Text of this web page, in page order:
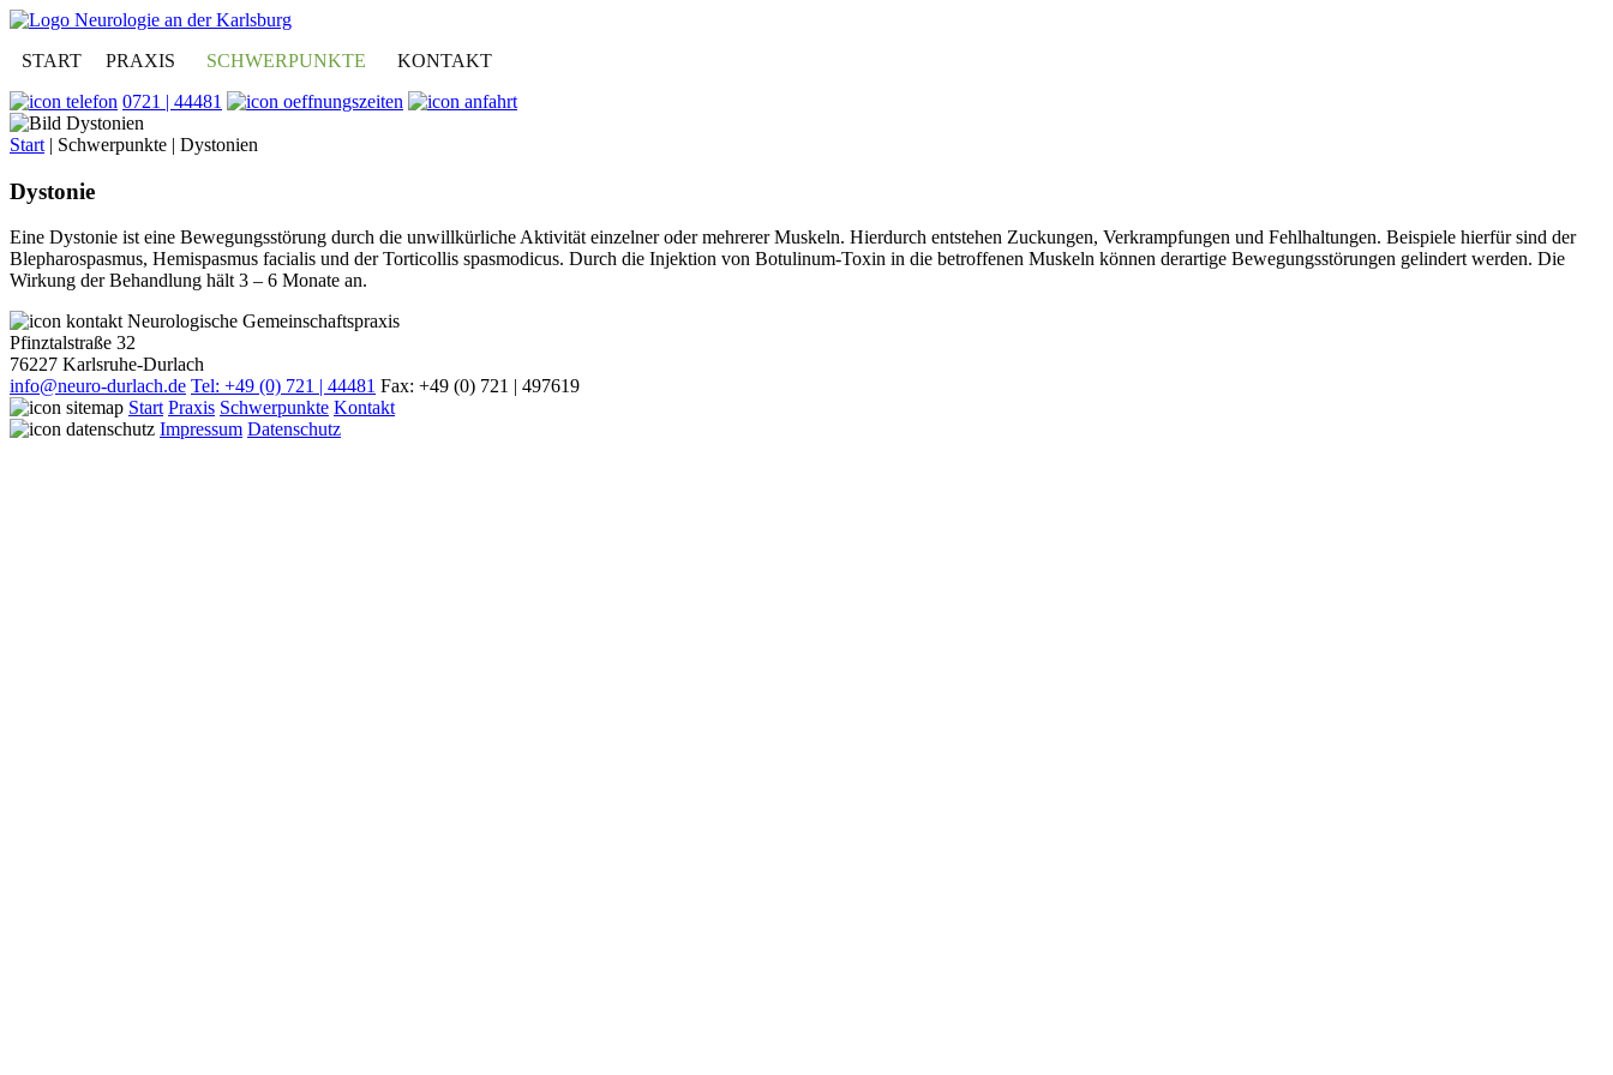
START PRAXIS SCHWERPUNKTE
KONTAKT
0721 | 44481
Start | Schwerpunkte | Dystonien
Dystonie
Eine Dystonie ist eine Bewegungsstörung durch die unwillkürliche Aktivität einzelner oder mehrerer Muskeln. Hierdurch entstehen Zuckungen, Verkrampfungen und Fehlhaltungen. Beispiele hierfür sind der
Blepharospasmus, Hemispasmus facialis und der Torticollis spasmodicus. Durch die Injektion von Botulinum-Toxin in die betroffenen Muskeln können derartige Bewegungsstörungen gelindert werden. Die
Wirkung der Behandlung hält 3 – 6 Monate an.
Neurologische Gemeinschaftspraxis
Pfinztalstraße 32
76227 Karlsruhe-Durlach
info@neuro-durlach.de Tel: +49 (0) 721 | 44481 Fax: +49 (0) 721 | 497619
Start Praxis Schwerpunkte Kontakt
Impressum Datenschutz